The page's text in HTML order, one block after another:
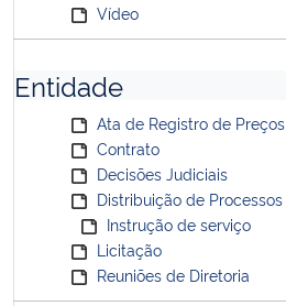
Vídeo
Entidade
Ata de Registro de Preços
Contrato
Decisões Judiciais
Distribuição de Processos
Instrução de serviço
Licitação
Reuniões de Diretoria